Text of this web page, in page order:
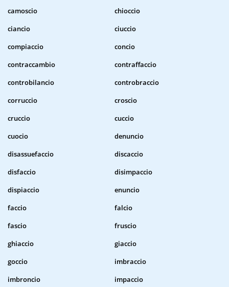
camoscio
chioccio
ciancio
ciuccio
compiaccio
concio
contraccambio
contraffaccio
controbilancio
controbraccio
corruccio
croscio
cruccio
cuccio
cuocio
denuncio
disassuefaccio
discaccio
disfaccio
disimpaccio
dispiaccio
enuncio
faccio
falcio
fascio
fruscio
ghiaccio
giaccio
goccio
imbraccio
imbroncio
impaccio